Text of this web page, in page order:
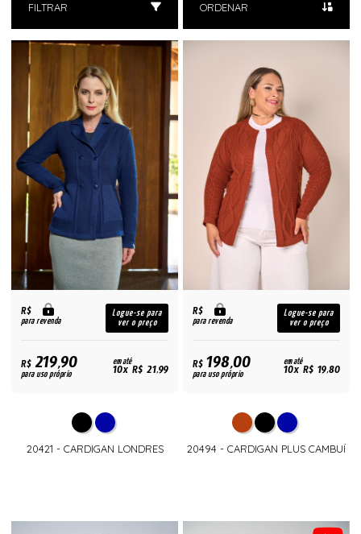
FILTRAR ORDENAR
R$
para revenda
Logue-se para
ver o preço
R$219,90
para uso próprio
em até
10x R$ 21,99
20421 - CARDIGAN LONDRES
R$
para revenda
Logue-se para
ver o preço
R$198,00
para uso próprio
em até
10x R$ 19,80
20494 - CARDIGAN PLUS CAMBUÍ